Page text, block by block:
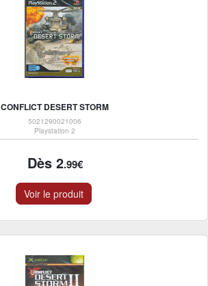
CONFLICT DESERT STORM
5021290021006
Playstation 2
Dès 2.99€
Voir le produit